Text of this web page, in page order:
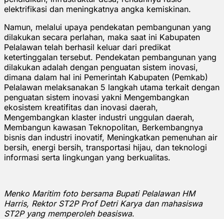
elektrifikasi dan meningkatnya angka kemiskinan.
Namun, melalui upaya pendekatan pembangunan yang
dilakukan secara perlahan, maka saat ini Kabupaten
Pelalawan telah berhasil keluar dari predikat
ketertinggalan tersebut. Pendekatan pembangunan yang
dilakukan adalah dengan penguatan sistem inovasi,
dimana dalam hal ini Pemerintah Kabupaten (Pemkab)
Pelalawan melaksanakan 5 langkah utama terkait dengan
penguatan sistem inovasi yakni Mengembangkan
ekosistem kreatifitas dan inovasi daerah,
Mengembangkan klaster industri unggulan daerah,
Membangun kawasan Teknopolitan, Berkembangnya
bisnis dan industri inovatif, Meningkatkan pemenuhan air
bersih, energi bersih, transportasi hijau, dan teknologi
informasi serta lingkungan yang berkualitas.
Menko Maritim foto bersama Bupati Pelalawan HM
Harris, Rektor ST2P Prof Detri Karya dan mahasiswa
ST2P yang memperoleh beasiswa.